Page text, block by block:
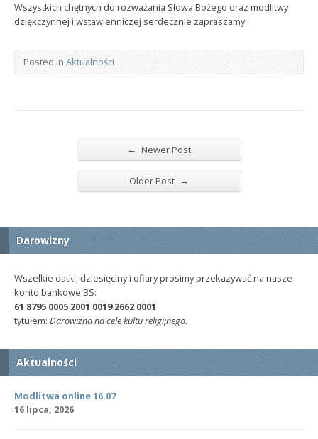
Wszystkich chętnych do rozważania Słowa Bożego oraz modlitwy
dziękczynnej i wstawienniczej serdecznie zapraszamy.
Posted in Aktualności
← Newer Post
Older Post →
Darowizny
Wszelkie datki, dziesięciny i ofiary prosimy przekazywać na nasze
konto bankowe BS:
61 8795 0005 2001 0019 2662 0001
tytułem: Darowizna na cele kultu religijnego.
Aktualności
Modlitwa online 16.07
16 lipca, 2026